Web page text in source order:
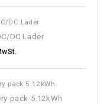
DC Lader
pack 5.12kWh